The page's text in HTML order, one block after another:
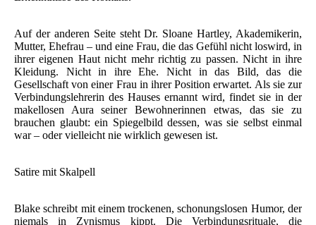
Auf der anderen Seite steht Dr. Sloane Hartley, Akademikerin,
Mutter, Ehefrau – und eine Frau, die das Gefühl nicht loswird, in
ihrer eigenen Haut nicht mehr richtig zu passen. Nicht in ihre
Kleidung. Nicht in ihre Ehe. Nicht in das Bild, das die
Gesellschaft von einer Frau in ihrer Position erwartet. Als sie zur
Verbindungslehrerin des Hauses ernannt wird, findet sie in der
makellosen Aura seiner Bewohnerinnen etwas, das sie zu
brauchen glaubt: ein Spiegelbild dessen, was sie selbst einmal
war – oder vielleicht nie wirklich gewesen ist.
Satire mit Skalpell
Blake schreibt mit einem trockenen, schonungslosen Humor, der
niemals in Zynismus kippt. Die Verbindungsrituale, die